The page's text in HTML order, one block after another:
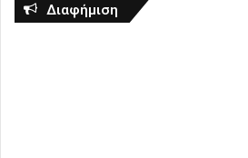
Διαφήμιση